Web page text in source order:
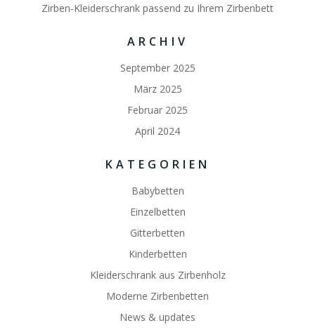
Zirben-Kleiderschrank passend zu Ihrem Zirbenbett
ARCHIV
September 2025
März 2025
Februar 2025
April 2024
KATEGORIEN
Babybetten
Einzelbetten
Gitterbetten
Kinderbetten
Kleiderschrank aus Zirbenholz
Moderne Zirbenbetten
News & updates